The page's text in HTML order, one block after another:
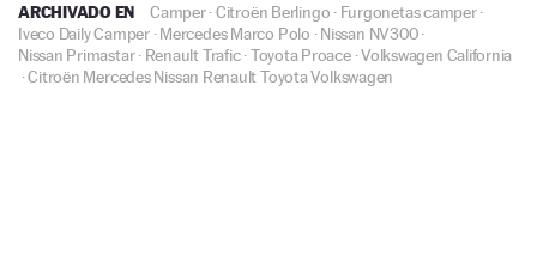
ARCHIVADO EN Camper·Citroën Berlingo · Furgonetas camper·
Iveco Daily Camper·Mercedes Marco Polo ·Nissan NV300·
Nissan Primastar· Renault Trafic·Toyota Proace·Volkswagen California
·Citroën Mercedes Nissan RenaultToyotaVolkswagen